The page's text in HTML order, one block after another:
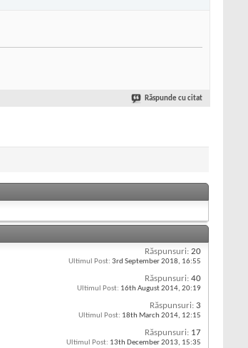
Răspunde cu citat
Răspunsuri: 20
Ultimul Post: 3rd September 2018, 16:55
Răspunsuri: 40
Ultimul Post: 16th August 2014, 20:19
Răspunsuri: 3
Ultimul Post: 18th March 2014, 12:15
Răspunsuri: 17
Ultimul Post: 13th December 2013, 15:35